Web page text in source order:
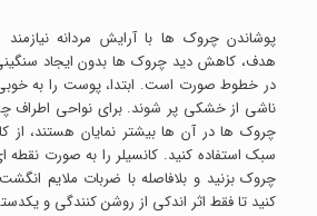
پوشاندن چروک ها با آرایش مردانه
هدف، کاهش دید چروک ها بدون ایجاد
در خطوط صورت است. ابتدا، پوست را به
ناشی از خشکی پر شوند. برای نواحی اطراف
چروک ها در آن ها بیشتر نمایان هستند، از
سبک استفاده کنید. کانسیلر را به صورت نقطه
چروک بزنید و بلافاصله با ضربات ملایم
کنید تا فقط اثر اندکی از روشن کنندگی و